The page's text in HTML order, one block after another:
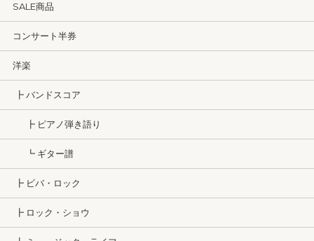
SALE商品
コンサート半券
洋楽
┣ バンドスコア
┣ ピアノ弾き語り
┗ ギター譜
┣ ビバ・ロック
┣ ロック・ショウ